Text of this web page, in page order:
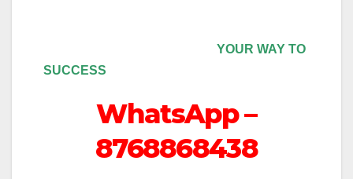
YOUR WAY TO
SUCCESS
WhatsApp –
8768868438